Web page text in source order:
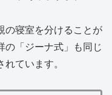
の寝室を分けることが
の「ジーナ式」も同じ
ています。